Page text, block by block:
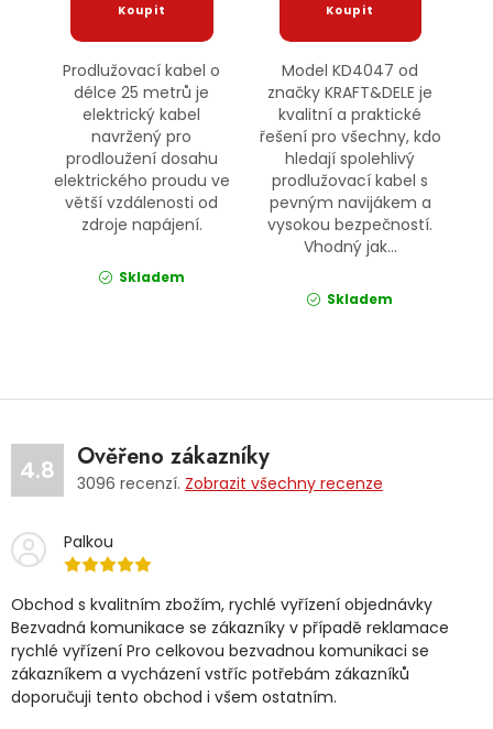
Prodlužovací kabel o
délce 25 metrů je
elektrický kabel
navržený pro
prodloužení dosahu
elektrického proudu ve
větší vzdálenosti od
zdroje napájení.
Skladem
Model KD4047 od
značky KRAFT&DELE je
kvalitní a praktické
řešení pro všechny, kdo
hledají spolehlivý
prodlužovací kabel s
pevným navijákem a
vysokou bezpečností.
Vhodný jak...
Skladem
4.8 Ověřeno zákazníky
3096 recenzí. Zobrazit všechny recenze
Palkou
Obchod s kvalitním zbožím, rychlé vyřízení objednávky
Bezvadná komunikace se zákazníky v případě reklamace
rychlé vyřízení Pro celkovou bezvadnou komunikaci se
zákazníkem a vycházení vstříc potřebám zákazníků
doporučuji tento obchod i všem ostatním.